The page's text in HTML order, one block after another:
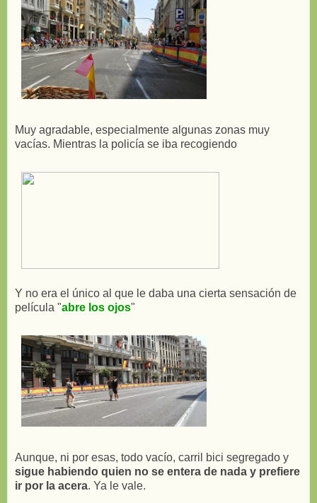
Muy agradable, especialmente algunas zonas muy
vacías. Mientras la policía se iba recogiendo
Y no era el único al que le daba una cierta sensación de
película "abre los ojos"
Aunque, ni por esas, todo vacío, carril bici segregado y
sigue habiendo quien no se entera de nada y prefiere
ir por la acera. Ya le vale.